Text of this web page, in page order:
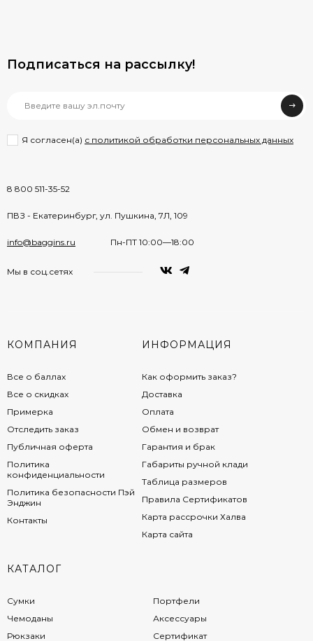
Подписаться на рассылкy!
Я согласен(a) с политикой обработки персональных данных
8 800 511-35-52
ПВЗ - Екатеринбург, ул. Пушкина, 7Л, 109
info@baggins.ru Пн-ПТ 10:00—18:00
Мы в соц.сетях
КОМПАНИЯ
Все о баллах
Все о скидках
Примерка
Отследить заказ
Публичная оферта
Политика
конфиденциальности
Политика безопасности Пэй
Энджин
Контакты
ИНФОРМАЦИЯ
Как оформить заказ?
Доставка
Оплата
Обмен и возврат
Гарантия и брак
Габариты ручной клади
Таблица размеров
Правила Сертификатов
Карта рассрочки Халва
Карта сайта
КАТАЛОГ
Сумки
Чемоданы
Рюкзаки
Портфели
Аксессуары
Сертификат